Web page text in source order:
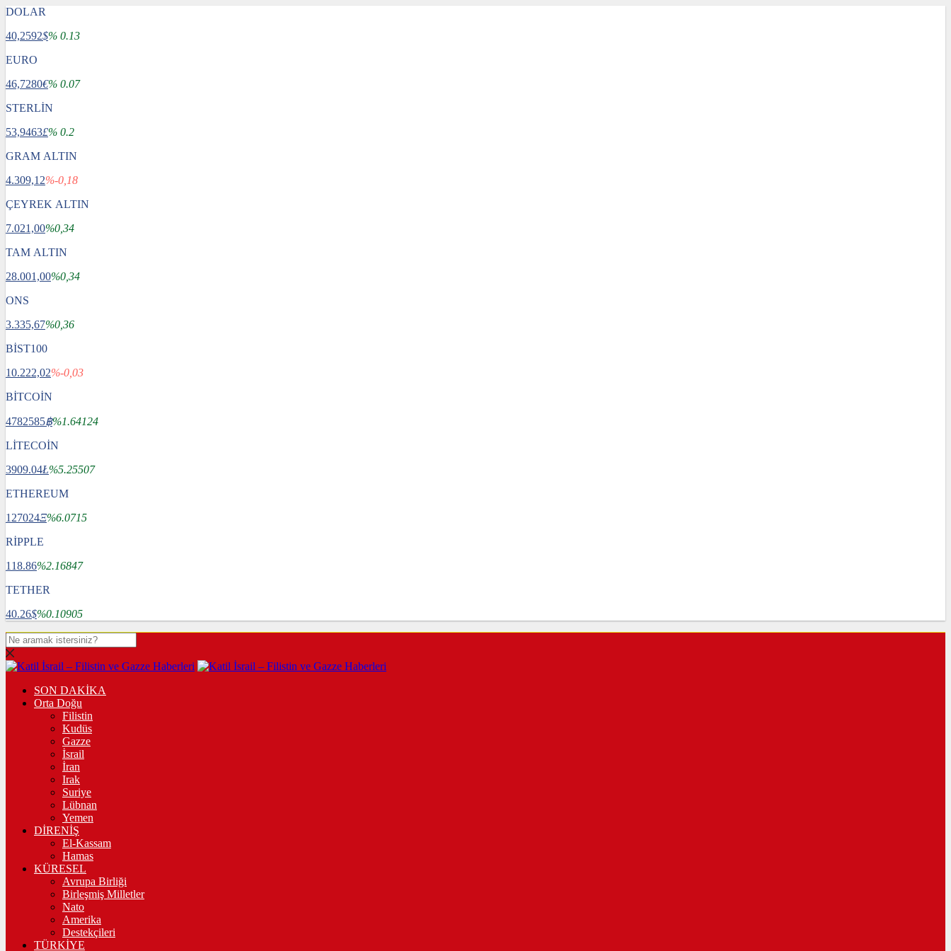
DOLAR
40,2592$% 0.13
EURO
46,7280€% 0.07
STERLİN
53,9463£% 0.2
GRAM ALTIN
4.309,12%-0,18
ÇEYREK ALTIN
7.021,00%0,34
TAM ALTIN
28.001,00%0,34
ONS
3.335,67%0,36
BİST100
10.222,02%-0,03
BİTCOİN
4782585฿%1.64124
LİTECOİN
3909.04Ł%5.25507
ETHEREUM
127024Ξ%6.0715
RİPPLE
118.86%2.16847
TETHER
40.26$%0.10905
SON DAKİKA
Orta Doğu
Filistin
Kudüs
Gazze
İsrail
İran
Irak
Suriye
Lübnan
Yemen
DİRENİŞ
El-Kassam
Hamas
KÜRESEL
Avrupa Birliği
Birleşmiş Milletler
Nato
Amerika
Destekçileri
TÜRKİYE